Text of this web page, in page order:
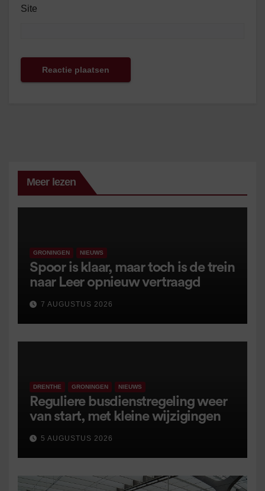
Site
Meer lezen
GRONINGEN NIEUWS
Spoor is klaar, maar toch is de trein
naar Leer opnieuw vertraagd
7 AUGUSTUS 2026
DRENTHE GRONINGEN NIEUWS
Reguliere busdienstregeling weer
van start, met kleine wijzigingen
5 AUGUSTUS 2026